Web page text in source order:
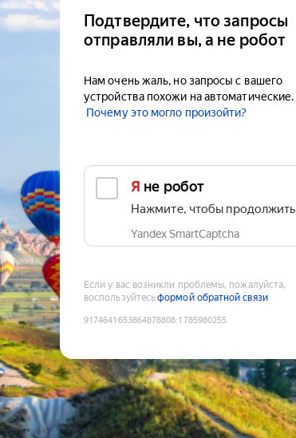
Подтвердите, что запросы
отправляли вы, а не робот
Нам очень жаль, но запросы с вашего
устройства похожи на автоматические.
Почему это могло произойти?
Я не робот
Нажмите, чтобы продолжить
Yandex SmartCaptcha
Если у вас возникли проблемы, пожалуйста,
воспользуйтесьформой обратной связи
9174641653864878808:1785980255